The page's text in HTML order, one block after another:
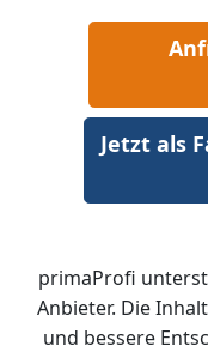
Jetzt als
primaProfi
Anbieter. Die
und bessere